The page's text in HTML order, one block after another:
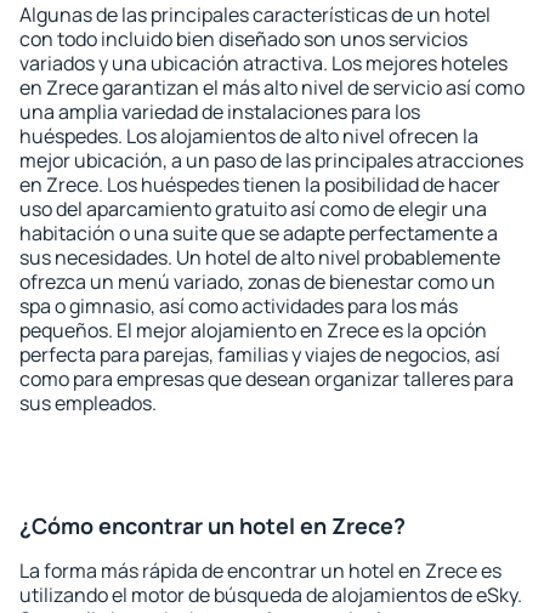
Algunas de las principales características de un hotel
con todo incluido bien diseñado son unos servicios
variados y una ubicación atractiva. Los mejores hoteles
en Zrece garantizan el más alto nivel de servicio así como
una amplia variedad de instalaciones para los
huéspedes. Los alojamientos de alto nivel ofrecen la
mejor ubicación, a un paso de las principales atracciones
en Zrece. Los huéspedes tienen la posibilidad de hacer
uso del aparcamiento gratuito así como de elegir una
habitación o una suite que se adapte perfectamente a
sus necesidades. Un hotel de alto nivel probablemente
ofrezca un menú variado, zonas de bienestar como un
spa o gimnasio, así como actividades para los más
pequeños. El mejor alojamiento en Zrece es la opción
perfecta para parejas, familias y viajes de negocios, así
como para empresas que desean organizar talleres para
sus empleados.
¿Cómo encontrar un hotel en Zrece?
La forma más rápida de encontrar un hotel en Zrece es
utilizando el motor de búsqueda de alojamientos de eSky.